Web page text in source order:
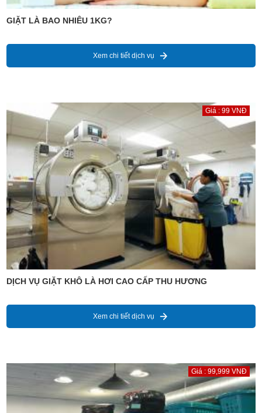
GIẶT LÀ BAO NHIÊU 1KG?
Xem chi tiết dịch vụ
Giá : 99 VNĐ
DỊCH VỤ GIẶT KHÔ LÀ HƠI CAO CẤP THU HƯƠNG
Xem chi tiết dịch vụ
Giá : 99,999 VNĐ